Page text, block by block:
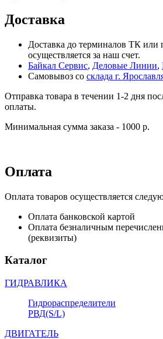
Доставка
Доставка до терминалов ТК или
осуществляется за наш счет.
Байкал Сервис, Деловые Линии,
Самовывоз со склада г.
Отправка товара в течении 1-2 дня
оплаты.
Минимальная сумма заказа - 1000 р.
Оплата
Оплата товаров осуществляется
Оплата банковской картой
Оплата безналичным
(реквизиты)
Каталог
ГИДРАВЛИКА
Гидрораспределители
РВД(S/L)
ДВИГАТЕЛЬ